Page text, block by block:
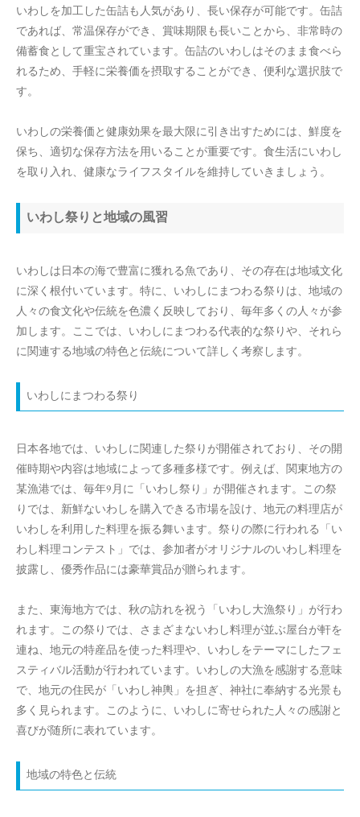
いわしを加工した缶詰も人気があり、長い保存が可能です。缶詰
であれば、常温保存ができ、賞味期限も長いことから、非常時の
備蓄食として重宝されています。缶詰のいわしはそのまま食べら
れるため、手軽に栄養価を摂取することができ、便利な選択肢で
す。
いわしの栄養価と健康効果を最大限に引き出すためには、鮮度を
保ち、適切な保存方法を用いることが重要です。食生活にいわし
を取り入れ、健康なライフスタイルを維持していきましょう。
いわし祭りと地域の風習
いわしは日本の海で豊富に獲れる魚であり、その存在は地域文化
に深く根付いています。特に、いわしにまつわる祭りは、地域の
人々の食文化や伝統を色濃く反映しており、毎年多くの人々が参
加します。ここでは、いわしにまつわる代表的な祭りや、それら
に関連する地域の特色と伝統について詳しく考察します。
いわしにまつわる祭り
日本各地では、いわしに関連した祭りが開催されており、その開
催時期や内容は地域によって多種多様です。例えば、関東地方の
某漁港では、毎年9月に「いわし祭り」が開催されます。この祭
りでは、新鮮ないわしを購入できる市場を設け、地元の料理店が
いわしを利用した料理を振る舞います。祭りの際に行われる「い
わし料理コンテスト」では、参加者がオリジナルのいわし料理を
披露し、優秀作品には豪華賞品が贈られます。
また、東海地方では、秋の訪れを祝う「いわし大漁祭り」が行わ
れます。この祭りでは、さまざまないわし料理が並ぶ屋台が軒を
連ね、地元の特産品を使った料理や、いわしをテーマにしたフェ
スティバル活動が行われています。いわしの大漁を感謝する意味
で、地元の住民が「いわし神輿」を担ぎ、神社に奉納する光景も
多く見られます。このように、いわしに寄せられた人々の感謝と
喜びが随所に表れています。
地域の特色と伝統